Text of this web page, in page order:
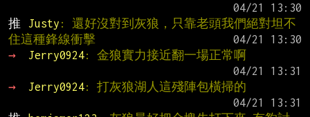
推
Justy : 還好沒對到灰狼，只靠老頭我們絕對坦不
住這種鋒線衝擊
→
Jerry0924: 金狼實力接近翻一場正常啊
→
Jerry0924: 打灰狼湖人這殘陣包橫掃的